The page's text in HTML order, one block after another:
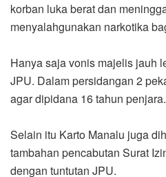
korban luka berat dan
menyalahgunakan narkotika
Hanya saja vonis majelis jauh
JPU. Dalam persidangan 2
agar dipidana 16 tahun penjara.
Selain itu Karto Manalu juga
tambahan pencabutan Surat
dengan tuntutan JPU.